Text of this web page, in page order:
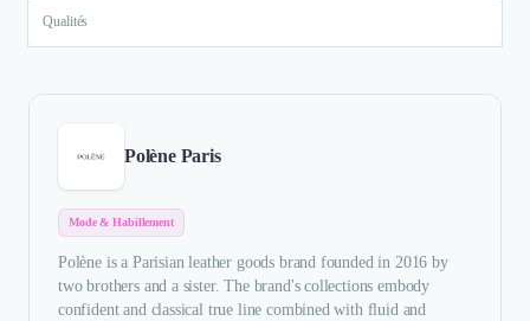
Qualités
Polène Paris
Mode & Habillement
Polène is a Parisian leather goods brand founded in 2016 by
two brothers and a sister. The brand's collections embody
confident and classical true line combined with fluid and